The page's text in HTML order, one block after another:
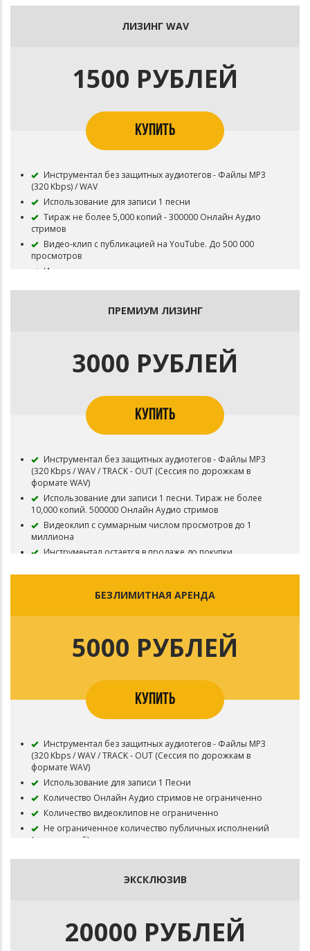
совместный то и второго битмейкера
Публикация на площадку BOOM и в систему Content ID
ЛИЗИНГ WAV
1500 РУБЛЕЙ
КУПИТЬ
Инструментал без защитных аудиотегов - Файлы MP3
(320 Kbps) / WAV
Использование для записи 1 песни
Тираж не более 5,000 копий - 300000 Онлайн Аудио
стримов
Видео-клип с публикацией на YouTube. До 500 000
просмотров
Инструментал остается в продаже до покупки
В названии трека необходимо указать (Prod.
запрещена
Приобретая данный тип лицензии Вы соглашаетесь с
ПРЕМИУМ ЛИЗИНГ
3000 РУБЛЕЙ
КУПИТЬ
Инструментал без защитных аудиотегов - Файлы MP3
(320 Kbps / WAV / TRACK - OUT (Сессия по дорожкам в
формате WAV)
Использование дли записи 1 песни. Тираж не более
10,000 копий. 500000 Онлайн Аудио стримов
Видеоклип с суммарным числом просмотров до 1
миллиона
Инструментал остается в продаже до покупки
В названии трека необходимо указать (Prod.
Приобретая данный тип лицензии Вы соглашаетесь с
условиями пользования.
БЕЗЛИМИТНАЯ АРЕНДА
5000 РУБЛЕЙ
КУПИТЬ
Инструментал без защитных аудиотегов - Файлы MP3
(320 Kbps / WAV / TRACK - OUT (Сессия по дорожкам в
формате WAV)
Использование для записи 1 Песни
Количество Онлайн Аудио стримов не ограниченно
Количество видеоклипов не ограниченно
Не ограниченное количество публичных исполнений
(выступлений)
Приобретая данный тип лицензии Вы соглашаетесь с
ЭКСКЛЮЗИВ
20000 РУБЛЕЙ